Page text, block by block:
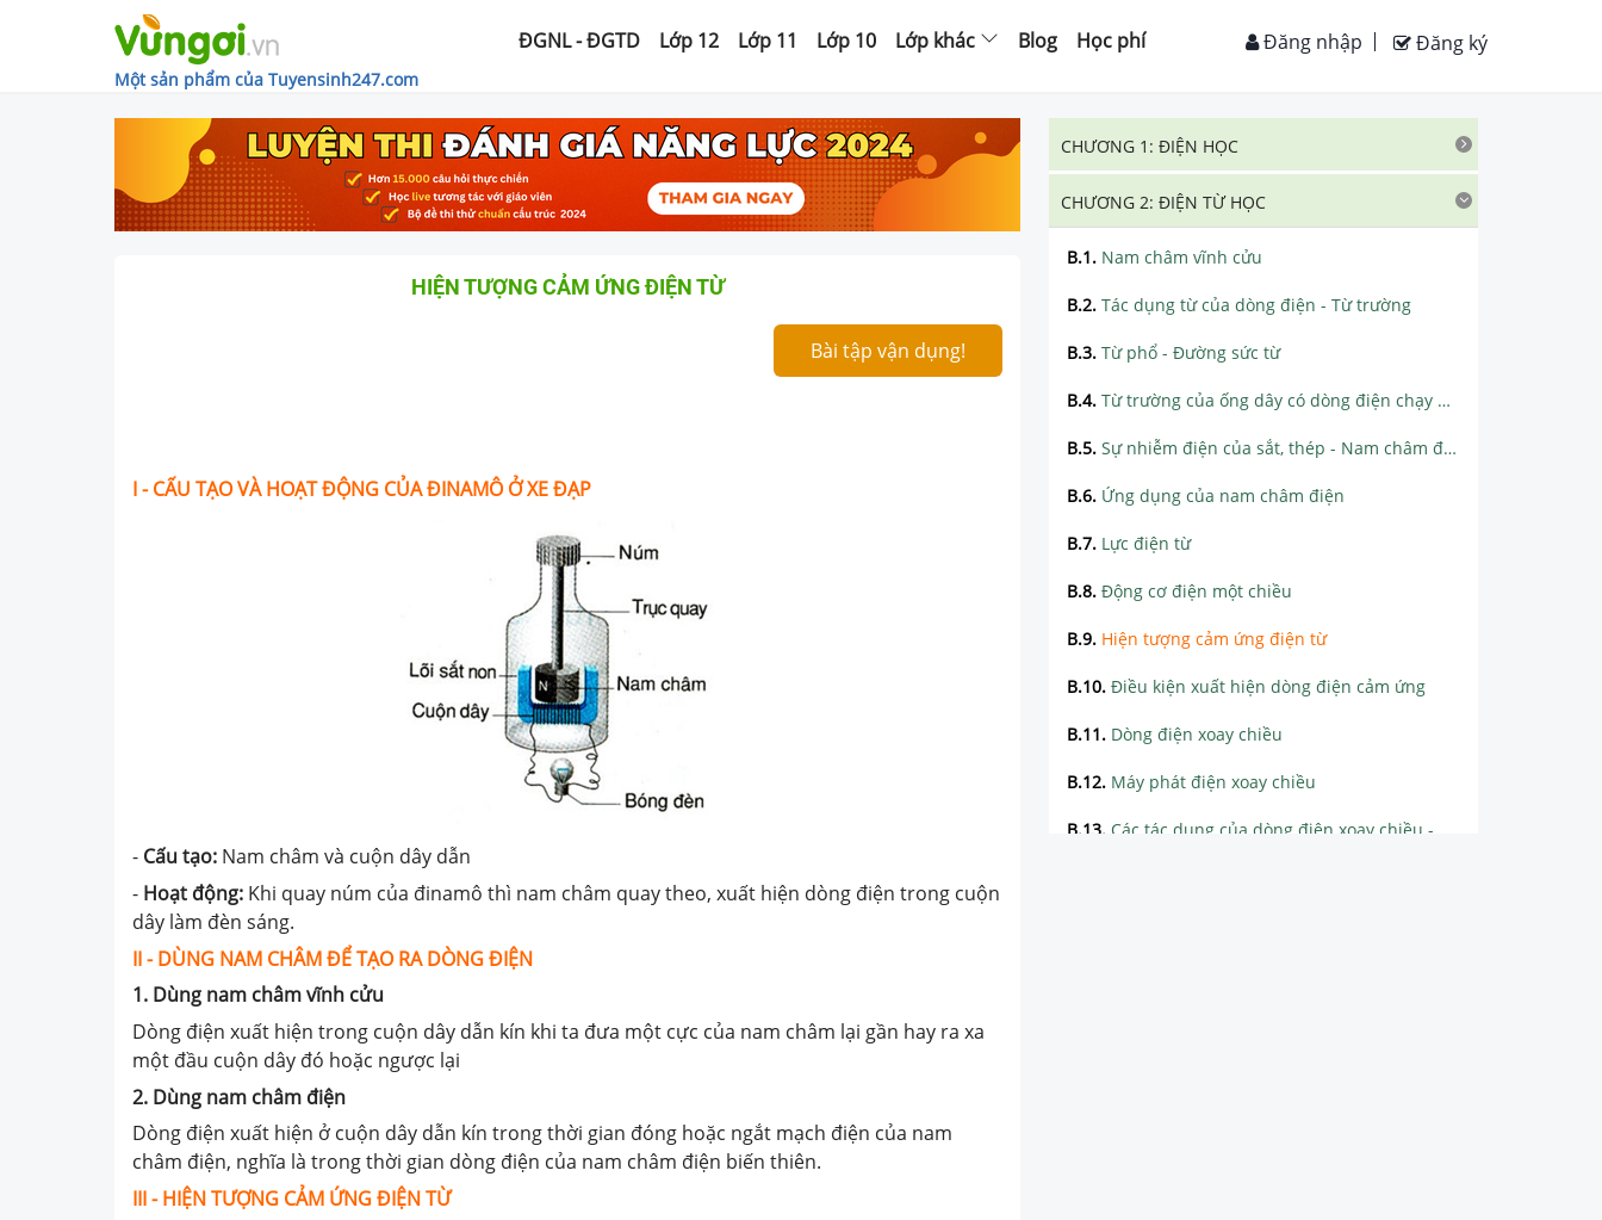
Một sản phẩm của Tuyensinh247.com
ĐGNL - ĐGTD Lớp 12 Lớp 11 Lớp 10 Lớp khác Blog Học phí Đăng ký
Đăng nhập
HIỆN TƯỢNG CẢM ỨNG ĐIỆN TỪ
Bài tập vận dụng!
I -CẤU TẠO VÀ HOẠT ĐỘNG CỦA ĐINAMÔ Ở XE ĐẠP
- Cấu tạo: Nam châm và cuộn dây dẫn
- Hoạt động: Khi quay núm của đinamô thì nam châm quay theo, xuất hiện dòng điện trong cuộn
dây làm đèn sáng.
II - DÙNG NAM CHÂM ĐỂ TẠO RA DÒNG ĐIỆN
1. Dùng nam châm vĩnh cửu
Dòng điện xuất hiện trong cuộn dây dẫn kín khi ta đưa một cực của nam châm lại gần hay ra xa
một đầu cuộn dây đó hoặc ngược lại
2. Dùng nam châm điện
Dòng điện xuất hiện ở cuộn dây dẫn kín trong thời gian đóng hoặc ngắt mạch điện của nam
châm điện, nghĩa là trong thời gian dòng điện của nam châm điện biến thiên.
III - HIỆN TƯỢNG CẢM ỨNG ĐIỆN TỪ
CHƯƠNG 1: ĐIỆN HỌC
CHƯƠNG 2: ĐIỆN TỪ HỌC
B.1. Nam châm vĩnh cửu
B.2. Tác dụng từ của dòng điện - Từ trường
B.3. Từ phổ - Đường sức từ
B.4. Từ trường của ống dây có dòng điện chạy qua
B.5. Sự nhiễm điện của sắt, thép - Nam châm điện
B.6. Ứng dụng của nam châm điện
B.7. Lực điện từ
B.8. Động cơ điện một chiều
B.9. Hiện tượng cảm ứng điện từ
B.10. Điều kiện xuất hiện dòng điện cảm ứng
B.11. Dòng điện xoay chiều
B.12. Máy phát điện xoay chiều
B.13. Các tác dụng của dòng điện xoay chiều - Đo cường độ dòng điện và hiệu điện thế xoay chiều